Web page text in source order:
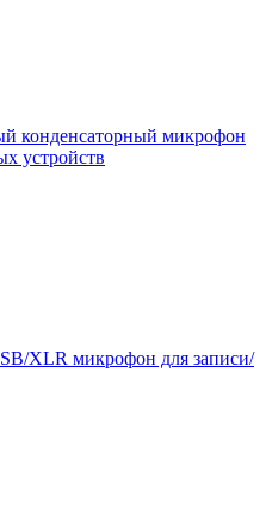
конденсаторный микрофон
устройств
XLR микрофон для записи/